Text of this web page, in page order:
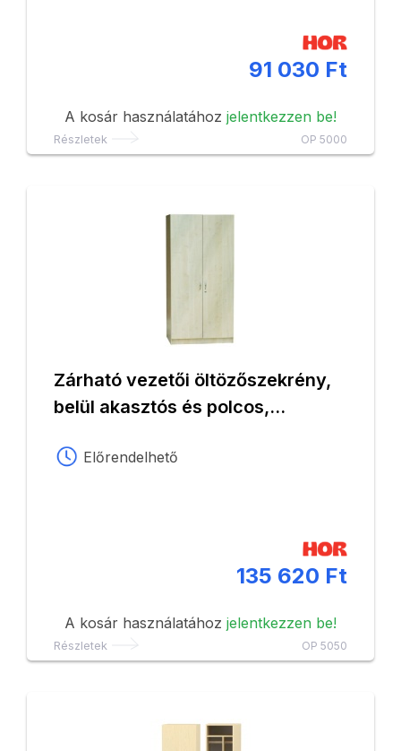
91 030 Ft
A kosár használatához jelentkezzen be!
Részletek OP 5000
Zárható vezetői öltözőszekrény,
belül akasztós és polcos,
Előrendelhető
135 620 Ft
A kosár használatához jelentkezzen be!
Részletek OP 5050